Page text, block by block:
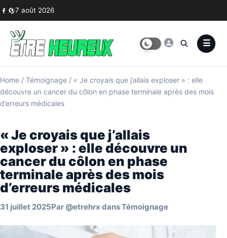
Skip to content
7 août 2026
Home / Témoignage / « Je croyais que j’allais exploser » : elle
découvre un cancer du côlon en phase terminale après des mois
d’erreurs médicales
« Je croyais que j’allais
exploser » : elle découvre un
cancer du côlon en phase
terminale après des mois
d’erreurs médicales
31 juillet 2025Par @etrehrx dansTémoignage